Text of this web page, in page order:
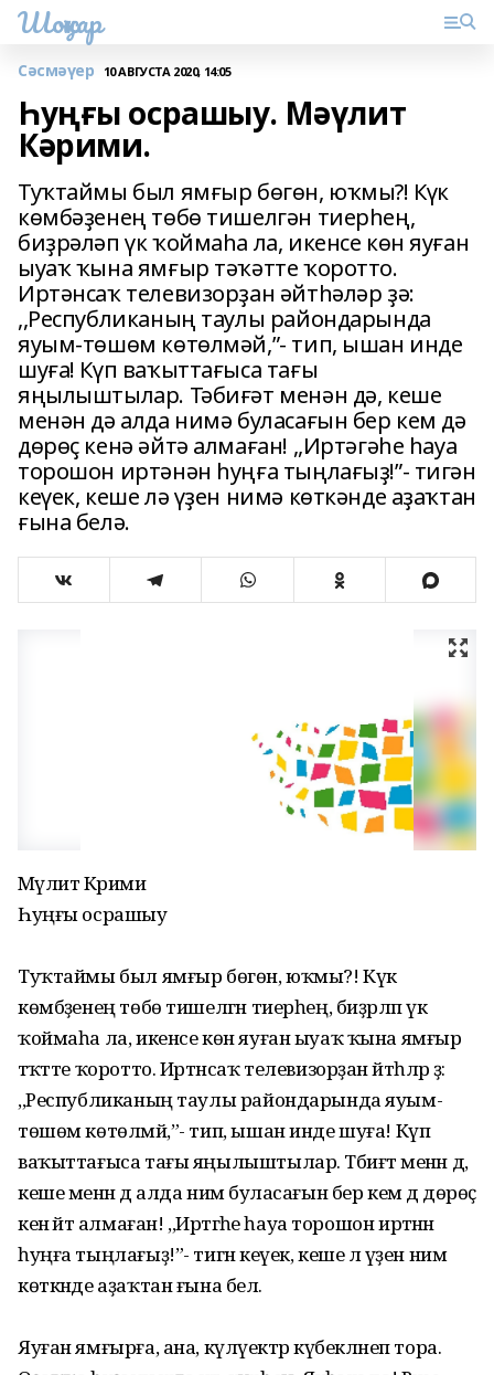
Шоңҡар
Сәсмәүер 10 АВГУСТА 2020, 14:05
Һуңғы осрашыу. Мәүлит
Кәрими.
Туҡтаймы был ямғыр бөгөн, юҡмы?! Күк
көмбәҙенең төбө тишелгән тиерһең,
биҙрәләп үк ҡоймаһа ла, икенсе көн яуған
ыуаҡ ҡына ямғыр тәҡәтте ҡоротто.
Иртәнсаҡ телевизорҙан әйтһәләр ҙә:
,,Республиканың таулы райондарында
яуым-төшөм көтөлмәй,”- тип, ышан инде
шуға! Күп ваҡыттағыса тағы
яңылыштылар. Тәбиғәт менән дә, кеше
менән дә алда нимә буласағын бер кем дә
дөрөҫ кенә әйтә алмаған! ,,Иртәгәһе һауа
торошон иртәнән һуңға тыңлағыҙ!”- тигән
кеүек, кеше лә үҙен нимә көткәнде аҙаҡтан
ғына белә.
Мәүлит Кәрими
Һуңғы осрашыу
Туҡтаймы был ямғыр бөгөн, юҡмы?! Күк
көмбәҙенең төбө тишелгән тиерһең, биҙрәләп үк
ҡоймаһа ла, икенсе көн яуған ыуаҡ ҡына ямғыр
тәҡәтте ҡоротто. Иртәнсаҡ телевизорҙан әйтһәләр ҙә:
,,Республиканың таулы райондарында яуым-
төшөм көтөлмәй,”- тип, ышан инде шуға! Күп
ваҡыттағыса тағы яңылыштылар. Тәбиғәт менән дә,
кеше менән дә алда нимә буласағын бер кем дә дөрөҫ
кенә әйтә алмаған! ,,Иртәгәһе һауа торошон иртәнән
һуңға тыңлағыҙ!”- тигән кеүек, кеше лә үҙен нимә
көткәнде аҙаҡтан ғына белә.
Яуған ямғырға, ана, күләүектәр күбекләнеп тора.